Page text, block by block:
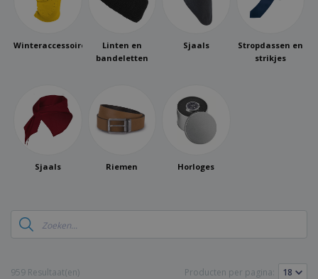
Winteraccessoires
Linten en
bandeletten
Sjaals
Stropdassen en
strikjes
Sjaals Riemen Horloges
959 Resultaat(en) Producten per pagina: